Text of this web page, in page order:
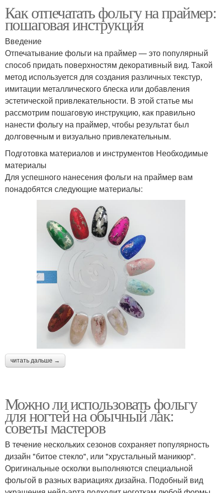
Как отпечатать фольгу на праймер:
пошаговая инструкция
Введение
Отпечатывание фольги на праймер — это популярный
способ придать поверхностям декоративный вид. Такой
метод используется для создания различных текстур,
имитации металлического блеска или добавления
эстетической привлекательности. В этой статье мы
рассмотрим пошаговую инструкцию, как правильно
нанести фольгу на праймер, чтобы результат был
долговечным и визуально привлекательным.
Подготовка материалов и инструментов Необходимые
материалы
Для успешного нанесения фольги на праймер вам
понадобятся следующие материалы:
читать дальше →
Можно ли использовать фольгу
для ногтей на обычный лак:
советы мастеров
В течение нескольких сезонов сохраняет популярность
дизайн "битое стекло", или "хрустальный маникюр".
Оригинальные осколки выполняются специальной
фольгой в разных вариациях дизайна. Подобный вид